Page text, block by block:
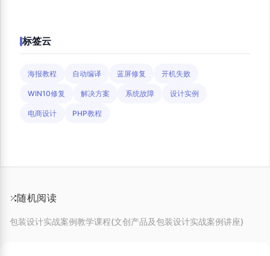
标签云
海报教程 自动编译 蓝屏修复 开机失败
WIN10修复 解决方案 系统故障 设计实例
电商设计 PHP教程
随机阅读
包装设计实战案例教学课程(文创产品及包装设计实战案例讲座)